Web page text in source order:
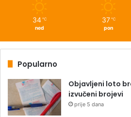
34 ℃
ned
37 ℃
pon
Popularno
Objavljeni loto
izvučeni brojevi
prije 5 dana